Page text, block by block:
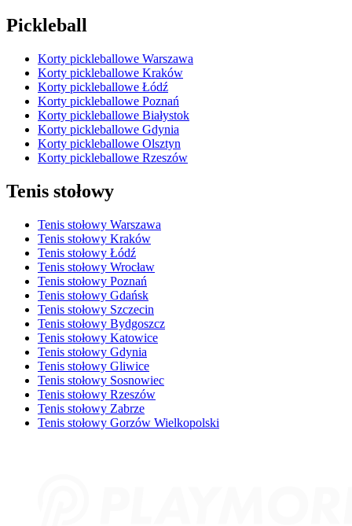
Pickleball
Korty pickleballowe Warszawa
Korty pickleballowe Kraków
Korty pickleballowe Łódź
Korty pickleballowe Poznań
Korty pickleballowe Białystok
Korty pickleballowe Gdynia
Korty pickleballowe Olsztyn
Korty pickleballowe Rzeszów
Tenis stołowy
Tenis stołowy Warszawa
Tenis stołowy Kraków
Tenis stołowy Łódź
Tenis stołowy Wrocław
Tenis stołowy Poznań
Tenis stołowy Gdańsk
Tenis stołowy Szczecin
Tenis stołowy Bydgoszcz
Tenis stołowy Katowice
Tenis stołowy Gdynia
Tenis stołowy Gliwice
Tenis stołowy Sosnowiec
Tenis stołowy Rzeszów
Tenis stołowy Zabrze
Tenis stołowy Gorzów Wielkopolski